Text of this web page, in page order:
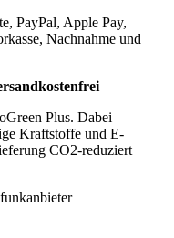
PayPal, Apple Pay,
Nachnahme und
Plus. Dabei
Kraftstoffe und E-
CO2-reduziert